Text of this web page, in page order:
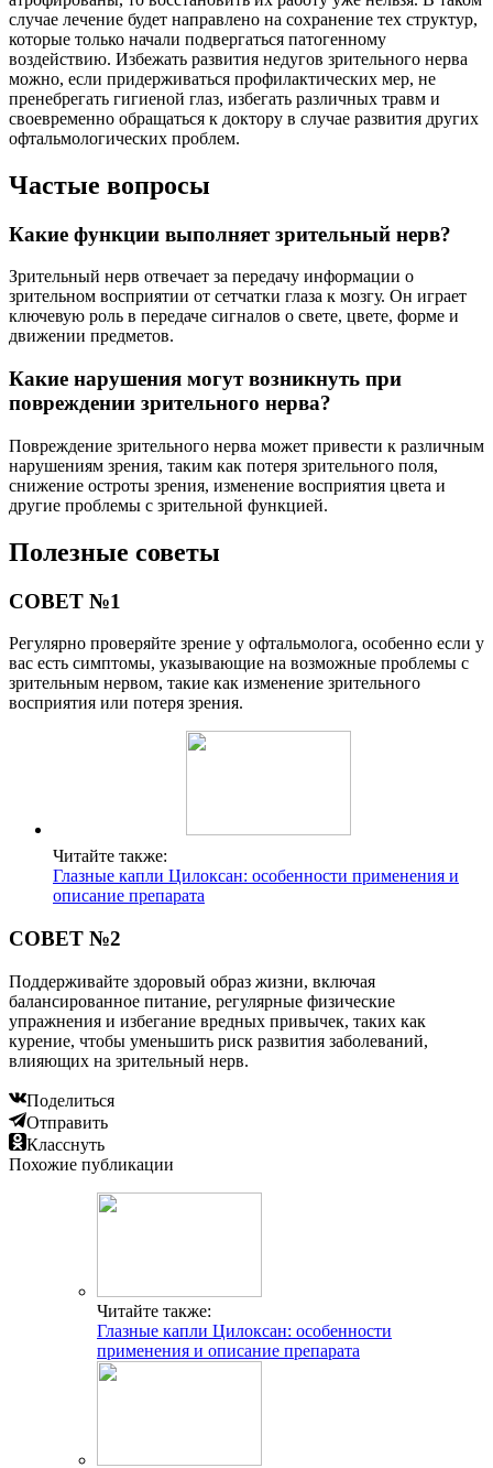
случае лечение будет направлено на сохранение тех структур,
которые только начали подвергаться патогенному
воздействию. Избежать развития недугов зрительного нерва
можно, если придерживаться профилактических мер, не
пренебрегать гигиеной глаз, избегать различных травм и
своевременно обращаться к доктору в случае развития других
офтальмологических проблем.
Частые вопросы
Какие функции выполняет зрительный нерв?
Зрительный нерв отвечает за передачу информации о
зрительном восприятии от сетчатки глаза к мозгу. Он играет
ключевую роль в передаче сигналов о свете, цвете, форме и
движении предметов.
Какие нарушения могут возникнуть при
повреждении зрительного нерва?
Повреждение зрительного нерва может привести к различным
нарушениям зрения, таким как потеря зрительного поля,
снижение остроты зрения, изменение восприятия цвета и
другие проблемы с зрительной функцией.
Полезные советы
СОВЕТ №1
Регулярно проверяйте зрение у офтальмолога, особенно если у
вас есть симптомы, указывающие на возможные проблемы с
зрительным нервом, такие как изменение зрительного
восприятия или потеря зрения.
Читайте также:
Глазные капли Цилоксан: особенности применения и
описание препарата
СОВЕТ №2
Поддерживайте здоровый образ жизни, включая
балансированное питание, регулярные физические
упражнения и избегание вредных привычек, таких как
курение, чтобы уменьшить риск развития заболеваний,
влияющих на зрительный нерв.
Поделиться
Отправить
Класснуть
Похожие публикации
Читайте также:
Глазные капли Цилоксан: особенности
применения и описание препарата